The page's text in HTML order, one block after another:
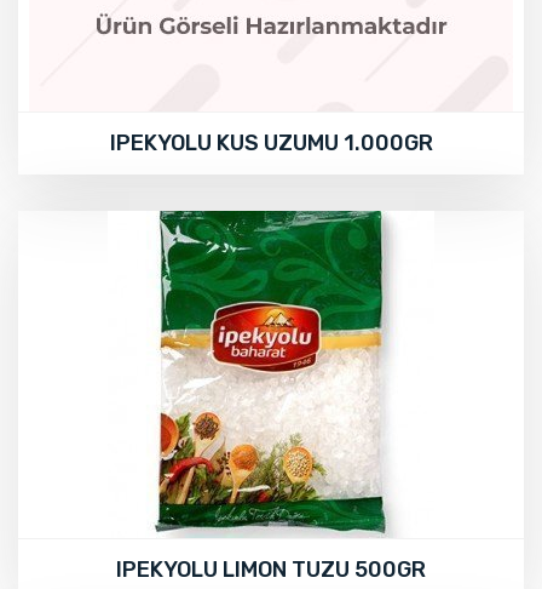
IPEKYOLU KUS UZUMU 1.000GR
IPEKYOLU LIMON TUZU 500GR